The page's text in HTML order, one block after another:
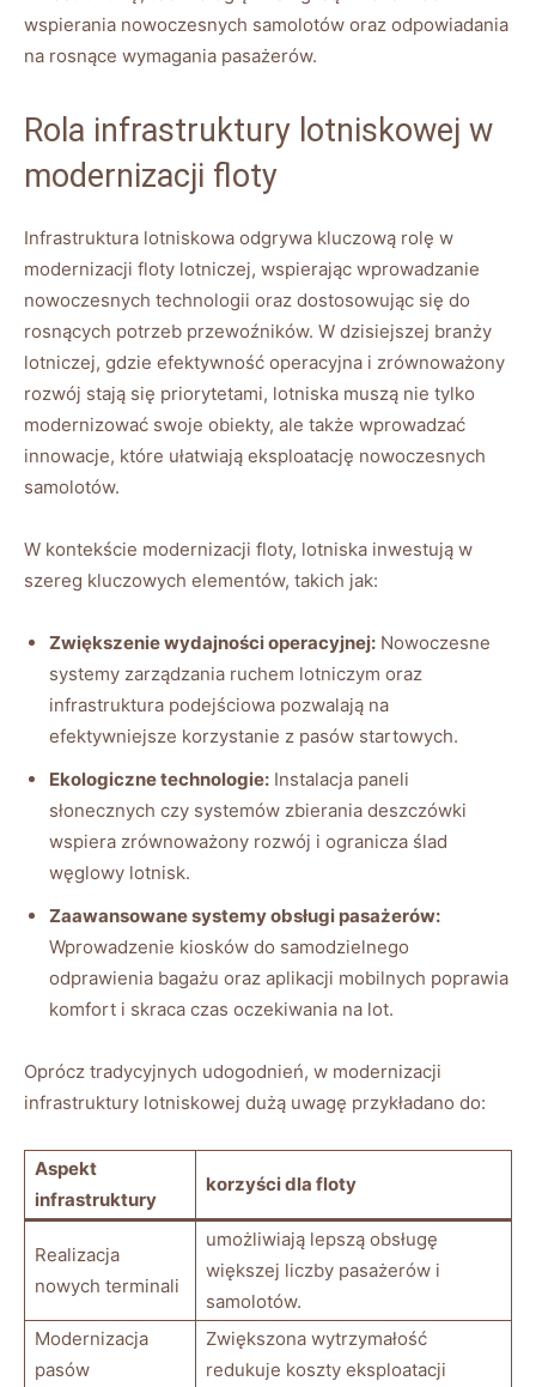
wspierania nowoczesnych samolotów oraz odpowiadania
na rosnące wymagania pasażerów.
Rola infrastruktury lotniskowej w
modernizacji floty
Infrastruktura lotniskowa odgrywa kluczową rolę w
modernizacji floty lotniczej, wspierając wprowadzanie
nowoczesnych technologii oraz dostosowując się do
rosnących potrzeb przewoźników. W dzisiejszej branży
lotniczej, gdzie efektywność operacyjna i zrównoważony
rozwój stają się priorytetami, lotniska muszą nie tylko
modernizować swoje obiekty, ale także wprowadzać
innowacje, które ułatwiają eksploatację nowoczesnych
samolotów.
W kontekście modernizacji floty, lotniska inwestują w
szereg kluczowych elementów, takich jak:
Zwiększenie wydajności operacyjnej: Nowoczesne
systemy zarządzania ruchem lotniczym oraz
infrastruktura podejściowa pozwalają na
efektywniejsze korzystanie z pasów startowych.
Ekologiczne technologie: Instalacja paneli
słonecznych czy systemów zbierania deszczówki
wspiera zrównoważony rozwój i ogranicza ślad
węglowy lotnisk.
Zaawansowane systemy obsługi pasażerów:
Wprowadzenie kiosków do samodzielnego
odprawienia bagażu oraz aplikacji mobilnych poprawia
komfort i skraca czas oczekiwania na lot.
Oprócz tradycyjnych udogodnień, w modernizacji
infrastruktury lotniskowej dużą uwagę przykładano do:
Aspekt
infrastruktury
korzyści dla floty
Realizacja
nowych terminali
umożliwiają lepszą obsługę
większej liczby pasażerów i
samolotów.
Modernizacja
pasów
Zwiększona wytrzymałość
redukuje koszty eksploatacji